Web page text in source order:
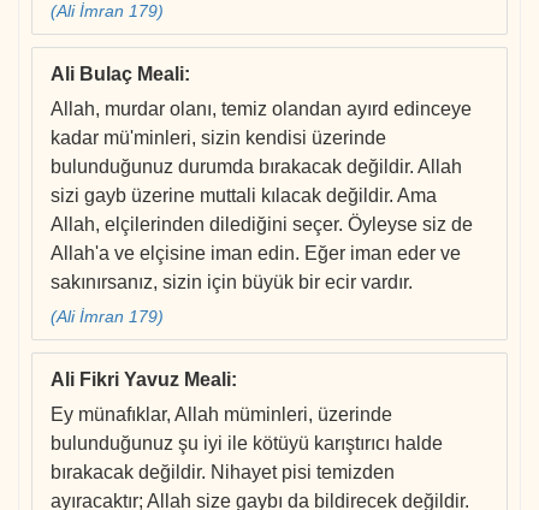
(Ali İmran 179)
Ali Bulaç Meali:
Allah, murdar olanı, temiz olandan ayırd edinceye
kadar mü'minleri, sizin kendisi üzerinde
bulunduğunuz durumda bırakacak değildir. Allah
sizi gayb üzerine muttali kılacak değildir. Ama
Allah, elçilerinden dilediğini seçer. Öyleyse siz de
Allah'a ve elçisine iman edin. Eğer iman eder ve
sakınırsanız, sizin için büyük bir ecir vardır.
(Ali İmran 179)
Ali Fikri Yavuz Meali:
Ey münafıklar, Allah müminleri, üzerinde
bulunduğunuz şu iyi ile kötüyü karıştırıcı halde
bırakacak değildir. Nihayet pisi temizden
ayıracaktır; Allah size gaybı da bildirecek değildir.